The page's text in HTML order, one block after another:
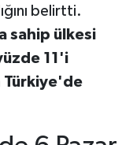
belirtti.
sahip ülkesi
11'i